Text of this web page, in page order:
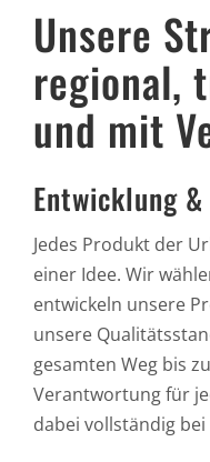
Unsere
regional,
und mit
Entwicklung
Jedes Produkt der
einer Idee. Wir
entwickeln unsere
unsere
gesamten Weg bis
Verantwortung für
dabei vollständig bei